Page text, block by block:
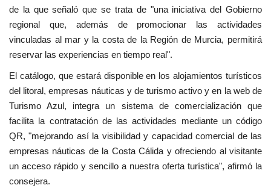
de la que señaló que se trata de "una iniciativa del Gobierno
regional que, además de promocionar las actividades
vinculadas al mar y la costa de la Región de Murcia, permitirá
reservar las experiencias en tiempo real".
El catálogo, que estará disponible en los alojamientos turísticos
del litoral, empresas náuticas y de turismo activo y en la web de
Turismo Azul, integra un sistema de comercialización que
facilita la contratación de las actividades mediante un código
QR, "mejorando así la visibilidad y capacidad comercial de las
empresas náuticas de la Costa Cálida y ofreciendo al visitante
un acceso rápido y sencillo a nuestra oferta turística", afirmó la
consejera.